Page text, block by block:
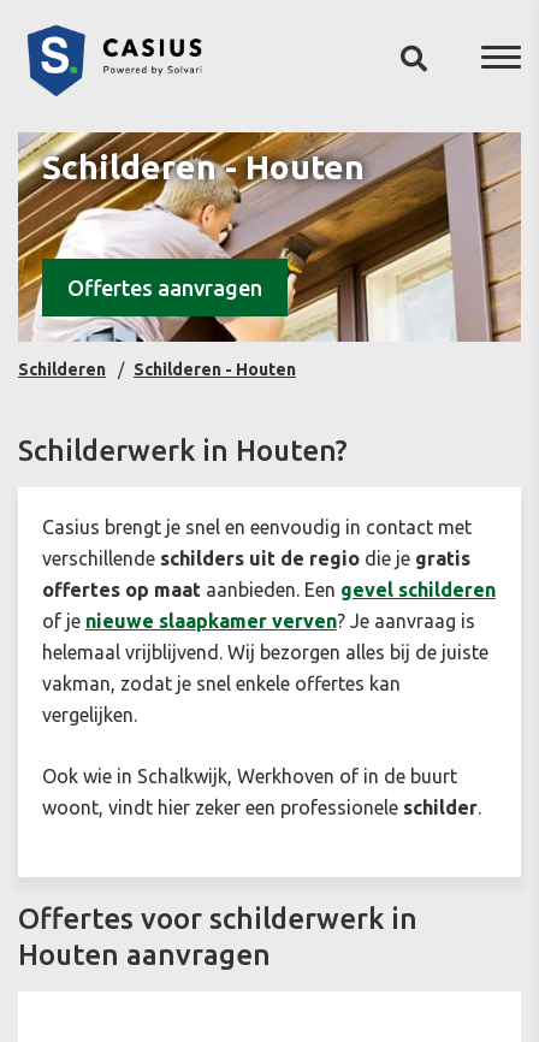
Schilderen - Houten
Offertes aanvragen
Schilderen Schilderen - Houten
Schilderwerk in Houten?
Casius brengt je snel en eenvoudig in contact met
verschillende schilders uit de regio die je gratis
offertes op maat aanbieden. Een gevel schilderen
of je nieuwe slaapkamer verven? Je aanvraag is
helemaal vrijblijvend. Wij bezorgen alles bij de juiste
vakman, zodat je snel enkele offertes kan
vergelijken.
Ook wie in Schalkwijk, Werkhoven of in de buurt
woont, vindt hier zeker een professionele schilder.
Offertes voor schilderwerk in
Houten aanvragen